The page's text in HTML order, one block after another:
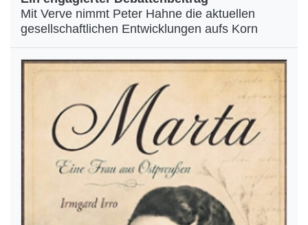
Mit Verve nimmt Peter Hahne die aktuellen
gesellschaftlichen Entwicklungen aufs Korn